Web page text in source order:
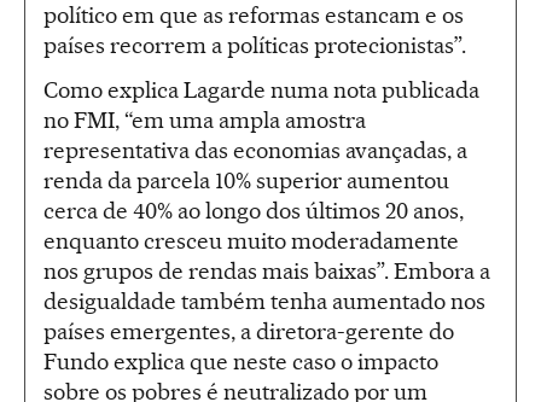
político em que as reformas estancam e os
países recorrem a políticas protecionistas”.
Como explica Lagarde numa nota publicada
no FMI, “em uma ampla amostra
representativa das economias avançadas, a
renda da parcela 10% superior aumentou
cerca de 40% ao longo dos últimos 20 anos,
enquanto cresceu muito moderadamente
nos grupos de rendas mais baixas”. Embora a
desigualdade também tenha aumentado nos
países emergentes, a diretora-gerente do
Fundo explica que neste caso o impacto
sobre os pobres é neutralizado por um